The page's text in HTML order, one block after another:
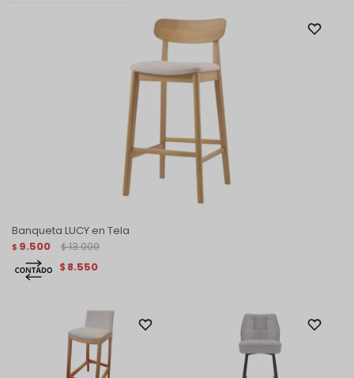
Banqueta LUCY en Tela
$ 9.500 $ 13.000
$ 8.550